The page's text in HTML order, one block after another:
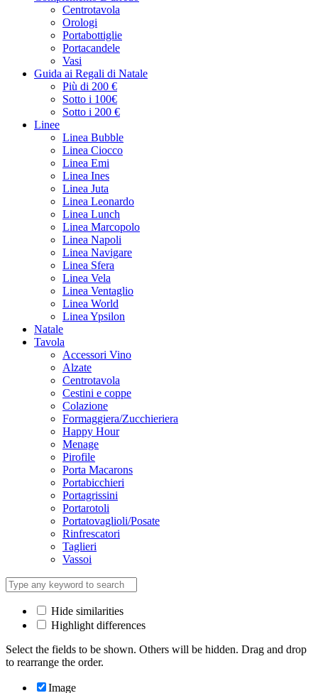
Centrotavola
Orologi
Portabottiglie
Portacandele
Vasi
Guida ai Regali di Natale
Più di 200 €
Sotto i 100€
Sotto i 200 €
Linee
Linea Bubble
Linea Ciocco
Linea Emi
Linea Ines
Linea Juta
Linea Leonardo
Linea Lunch
Linea Marcopolo
Linea Napoli
Linea Navigare
Linea Sfera
Linea Vela
Linea Ventaglio
Linea World
Linea Ypsilon
Natale
Tavola
Accessori Vino
Alzate
Centrotavola
Cestini e coppe
Colazione
Formaggiera/Zucchieriera
Happy Hour
Menage
Pirofile
Porta Macarons
Portabicchieri
Portagrissini
Portarotoli
Portatovaglioli/Posate
Rinfrescatori
Taglieri
Vassoi
Hide similarities
Highlight differences
Select the fields to be shown. Others will be hidden. Drag and drop
to rearrange the order.
Image